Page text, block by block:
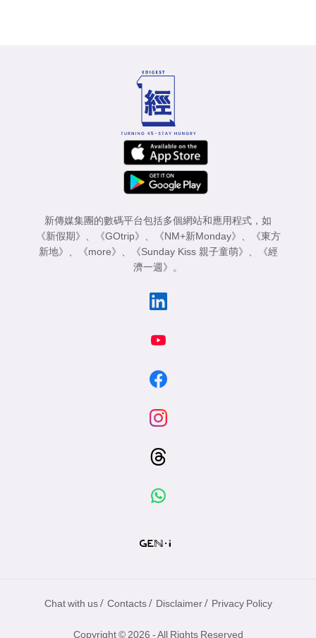
新傳媒集團的數碼平台包括多個網站和應用程式，如
《新假期》 、 《GOtrip》 、 《NM+新Monday》 、
《東方
新地》 、 《more》 、 《Sunday Kiss 親子童萌》 、
《經
濟一週》 。
Chat with us / Contacts / Disclaimer / Privacy Policy
Copyright © 2026 - All Rights Reserved